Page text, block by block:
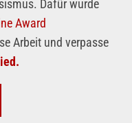
Dafür wurde
Award
Arbeit und verpasse